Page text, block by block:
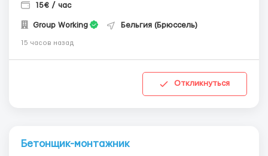
15€ / час
Group Working Бельгия (Брюссель)
15 часов назад
Откликнуться
Бетонщик-монтажник